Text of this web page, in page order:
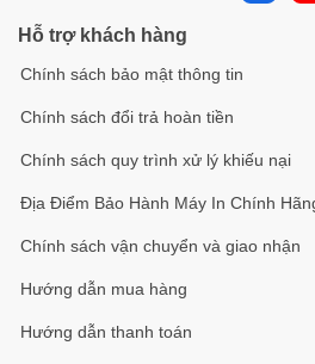
Hỗ trợ khách hàng
Chính sách bảo mật thông tin
Chính sách đổi trả hoàn tiền
Chính sách quy trình xử lý khiếu nại
Địa Điểm Bảo Hành Máy In Chính
Chính sách vận chuyển và giao nhận
Hướng dẫn mua hàng
Hướng dẫn thanh toán